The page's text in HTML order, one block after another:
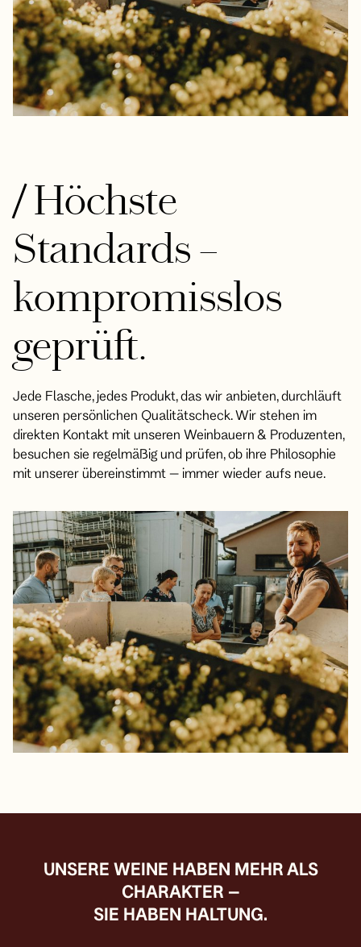
/Höchste
Standards –
kompromisslos
geprüft.
Jede Flasche, jedes Produkt, das wir anbieten, durchläuft
unseren persönlichen Qualitätscheck. Wir stehen im
direkten Kontakt mit unseren Weinbauern & Produzenten,
besuchen sie regelmäßig und prüfen, ob ihre Philosophie
mit unserer übereinstimmt – immer wieder aufs neue.
UNSERE WEINE HABEN MEHR ALS
CHARAKTER –
SIE HABEN HALTUNG.